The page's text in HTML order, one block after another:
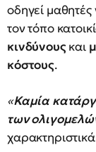
οδηγεί
τον τόπο
κινδύνουςκαι
κόστους.
«Καμία
των